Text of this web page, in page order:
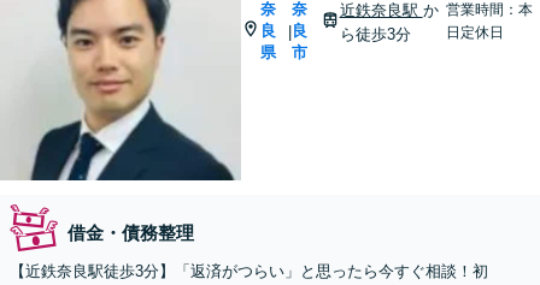
奈
良
県
|
奈
良
市
近鉄奈良駅 か
ら徒歩3分
営業時間：本
日定休日
借金・債務整理
【近鉄奈良駅徒歩3分】「返済がつらい」と思ったら今すぐ相談！初